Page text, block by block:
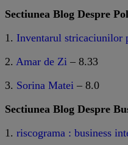
Sectiunea Blog Despre
1. Inventarul stricaciunilor
2. Amar de Zi – 8.33
3. Sorina Matei – 8.0
Sectiunea Blog Despre
1. riscograma : business